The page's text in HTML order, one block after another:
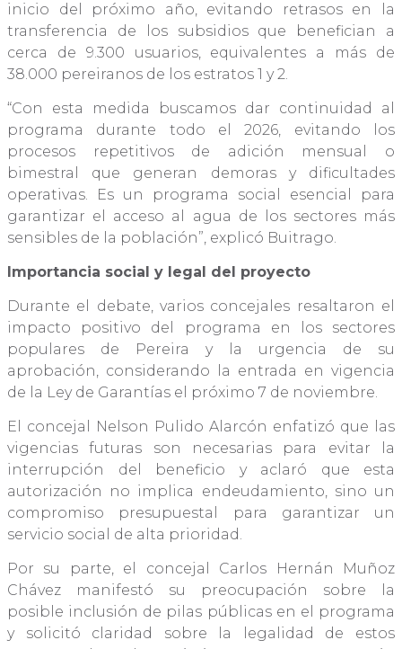
inicio del próximo año, evitando retrasos en la
transferencia de los subsidios que benefician a
cerca de 9.300 usuarios, equivalentes a más de
38.000 pereiranos de los estratos 1 y 2.
“Con esta medida buscamos dar continuidad al
programa durante todo el 2026, evitando los
procesos repetitivos de adición mensual o
bimestral que generan demoras y dificultades
operativas. Es un programa social esencial para
garantizar el acceso al agua de los sectores más
sensibles de la población”, explicó Buitrago.
Importancia social y legal del proyecto
Durante el debate, varios concejales resaltaron el
impacto positivo del programa en los sectores
populares de Pereira y la urgencia de su
aprobación, considerando la entrada en vigencia
de la Ley de Garantías el próximo 7 de noviembre.
El concejal Nelson Pulido Alarcón enfatizó que las
vigencias futuras son necesarias para evitar la
interrupción del beneficio y aclaró que esta
autorización no implica endeudamiento, sino un
compromiso presupuestal para garantizar un
servicio social de alta prioridad.
Por su parte, el concejal Carlos Hernán Muñoz
Chávez manifestó su preocupación sobre la
posible inclusión de pilas públicas en el programa
y solicitó claridad sobre la legalidad de estos